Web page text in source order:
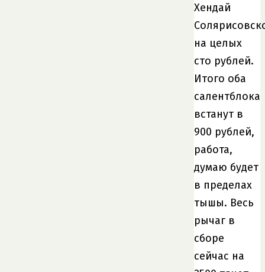
Хендай
на целых
сто рублей.
Итого оба
салентблока
встанут в
900 рублей,
работа,
думаю будет
в пределах
тышы. Весь
рычаг в
сборе
сейчас на